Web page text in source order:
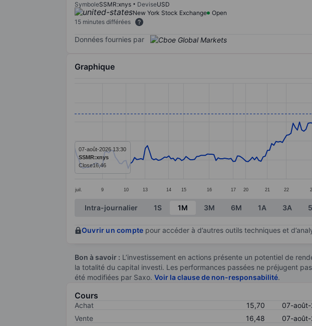
SymboleSSMR:xnys DeviseUSD
New York Stock Exchange
Open
15 minutes différées
Données fournies par
Graphique
The chart has 1 Y axis displaying values. Data ranges from
juil. 9 10 13 14 15 16 17 20 21 22
07-août-2026 13:30
SSMR:xnys
Close16,46
End of interactive chart.
Intra-journalier 1S 1M 3M 6M 1A 3A
Ouvrir un compte pour accéder à d’autres outils techniques et
Bon à savoir : L’investissement en actions présente un potentiel de
la totalité du capital investi. Les performances passées ne préjugent
été modifiées par Saxo. Voir la clause de non-responsabilité.
Cours
Achat 15,70
07-
Vente
16,48
07-